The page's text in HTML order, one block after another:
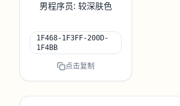
男程序员: 较深肤色
1F468-1F3FF-200D-
1F4BB
点击复制